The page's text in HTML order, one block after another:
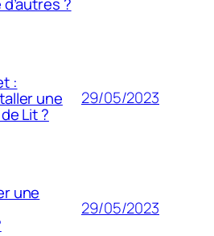
:
une
Lit ?
29/05/2023
une
29/05/2023